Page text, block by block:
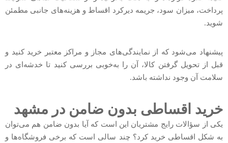
پرداخت، میزان سود، جریمه دیرکرد اقساط و هزینه‌های جانبی مطمئن
شوید.
پیشنهاد می‌شود که از نمایندگی‌های مجاز و مراکز معتبر خرید کنید و
قبل از تحویل گرفتن کالا، آن را به‌خوبی بررسی کنید تا خدشه‌ای در
سلامت آن وجود نداشته باشد.
خرید اقساطی بدون ضامن در مشهد
یکی از سؤالات رایج مشتریان این است که آیا بدون ضامن هم می‌توان
به شکل اقساطی خرید کرد؟ چند سالی است که برخی فروشگاه‌ها و